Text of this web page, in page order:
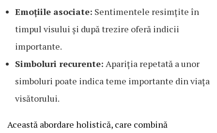
Emoțiile asociate: Sentimentele resimțite în
timpul visului și după trezire oferă indicii
importante.
Simboluri recurente: Apariția repetată a unor
simboluri poate indica teme importante din viața
visătorului.
Această abordare holistică, care combină